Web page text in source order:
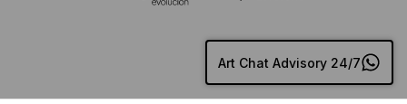
Art Chat Advisory 24/7